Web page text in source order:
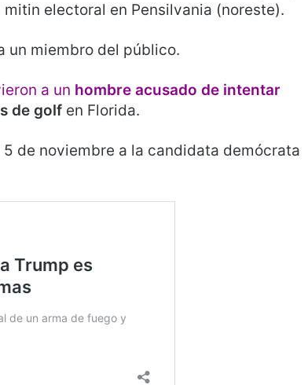
electoral en Pensilvania (noreste).
un miembro del público.
a un hombre acusado de intentar
de golf en Florida.
de noviembre a la candidata demócrata